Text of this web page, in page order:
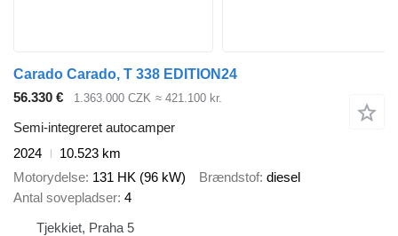
Carado Carado, T 338 EDITION24
56.330 €
1.363.000 CZK ≈ 421.100 kr.
Semi-integreret autocamper
2024
10.523 km
Motorydelse 131 HK (96 kW) Brændstof diesel
Antal sovepladser 4
Tjekkiet, Praha 5